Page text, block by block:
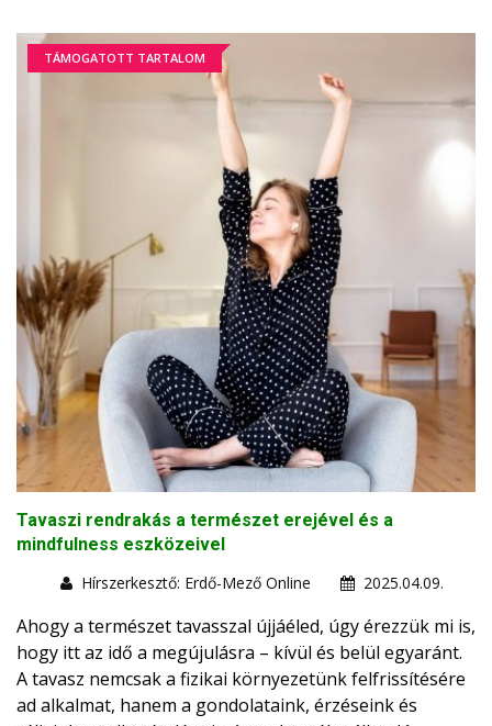
TÁMOGATOTT TARTALOM
Tavaszi rendrakás a természet erejével és a
mindfulness eszközeivel
Hírszerkesztő: Erdő-Mező Online
2025.04.09.
Ahogy a természet tavasszal újjáéled, úgy érezzük mi is,
hogy itt az idő a megújulásra – kívül és belül egyaránt.
A tavasz nemcsak a fizikai környezetünk felfrissítésére
ad alkalmat, hanem a gondolataink, érzéseink és